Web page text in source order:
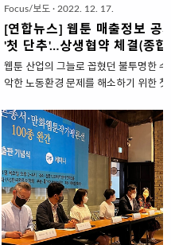
고정민 교수는 ‘웹툰 기업의 역할 강
화와 전략 방향’ 발제를 통해 “다른 산
업과 동일하게 웹툰 산업 초기에는 한
명의 작가가 중요했으나 산업화가 진
전되면서 개인보다 기업의 시스템이
차원에서 콘텐츠를 독자에게 제공하
며 상권시장을 만들고, 해외 진출을
통해 웹툰 시장 파이를 확대하고,..
Focus/보도 · 2022. 12. 17.
[연합뉴스] 웹툰 매출정보 공
'첫 단추'…상생협약 체결(종
웹툰 산업의 그늘로 꼽혔던 불투명한
악한 노동환경 문제를 해소하기 위한
회, 창작자, 만화·웹툰 협회 및 단체, 웹
태계 상생 환경 조성을 위한 협약'(이하
했다. 이 웹툰 상생협약은 창작자와 제
계, 정부 관계자 12명이 참여한 웹툰
월 총 18차례의 논의를 거쳐 내놓은 결
성원이 최초로 모두 합의한 협약이기도
https://www.yna.co.kr/view/
input=1195m 웹툰 매출정보 공개·휴